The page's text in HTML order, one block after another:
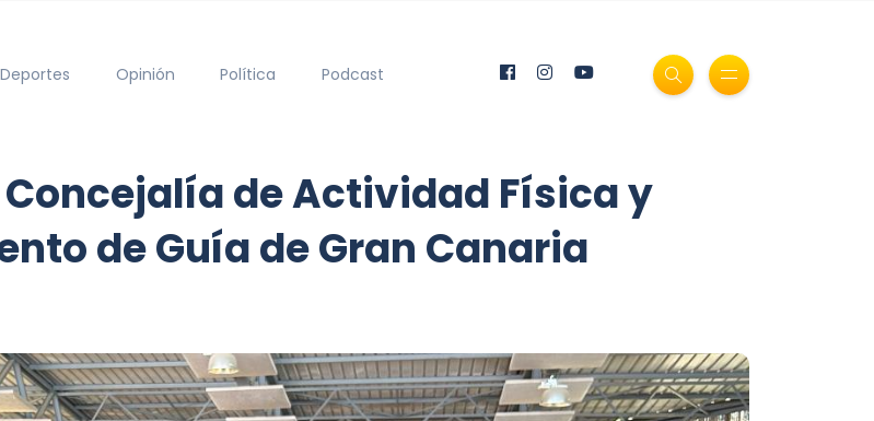
Deportes Opinión Política Podcast
de Actividad Física y
de Guía de Gran Canaria